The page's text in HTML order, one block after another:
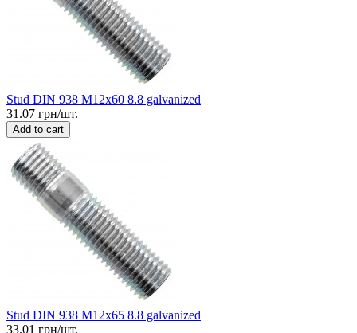
Stud DIN 938 M12x60 8.8 galvanized
31.07 грн/шт.
Add to cart
Stud DIN 938 M12x65 8.8 galvanized
33.01 грн/шт.